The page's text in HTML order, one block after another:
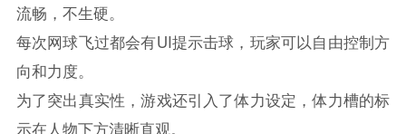
流畅，不生硬。
每次网球飞过都会有UI提示击球，玩家可以自由控制方
向和力度。
为了突出真实性，游戏还引入了体力设定，体力槽的标
示在人物下方清晰直观。